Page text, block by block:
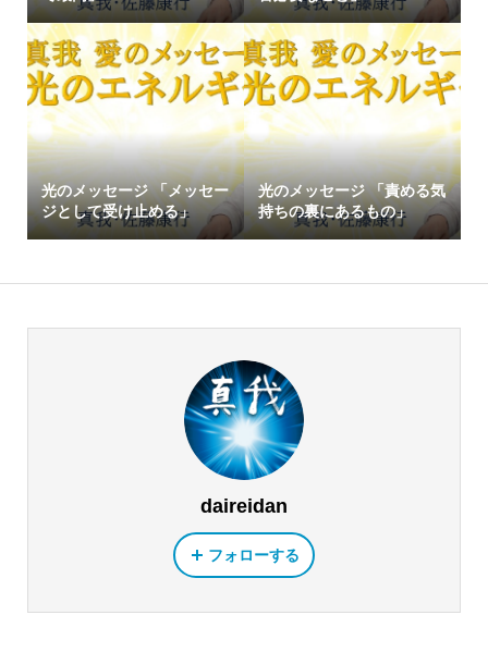
光のメッセージ 「メッセー
ジとして受け止める」
光のメッセージ 「責める気
持ちの裏にあるもの」
daireidan
フォローする